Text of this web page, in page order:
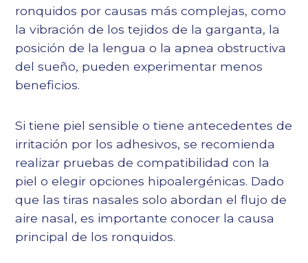
ronquidos por causas más complejas, como
la vibración de los tejidos de la garganta, la
posición de la lengua o la apnea obstructiva
del sueño, pueden experimentar menos
beneficios.
Si tiene piel sensible o tiene antecedentes de
irritación por los adhesivos, se recomienda
realizar pruebas de compatibilidad con la
piel o elegir opciones hipoalergénicas. Dado
que las tiras nasales solo abordan el flujo de
aire nasal, es importante conocer la causa
principal de los ronquidos.